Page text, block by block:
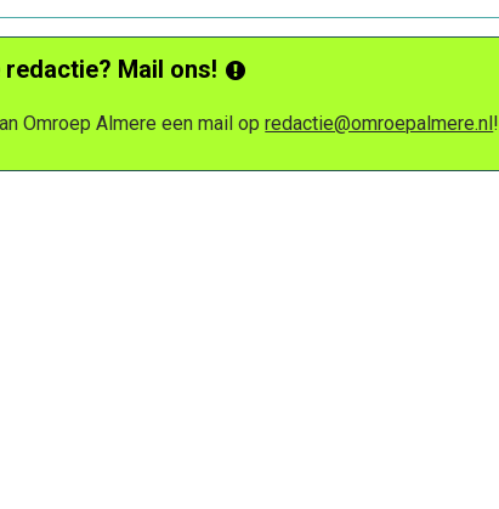
Mail ons!
Omroep Almere een mail opredactie@omroepalmere.nl!